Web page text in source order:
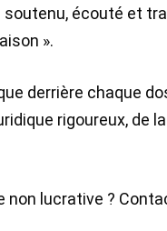
soutenu, écouté et
».
derrière chaque
rigoureux,
non lucrative ?